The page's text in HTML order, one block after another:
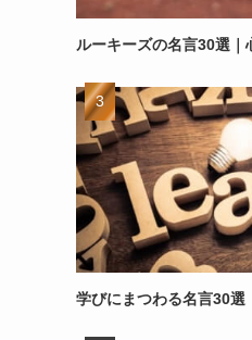
ルーキーズの名言30選｜
学びにまつわる名言30選